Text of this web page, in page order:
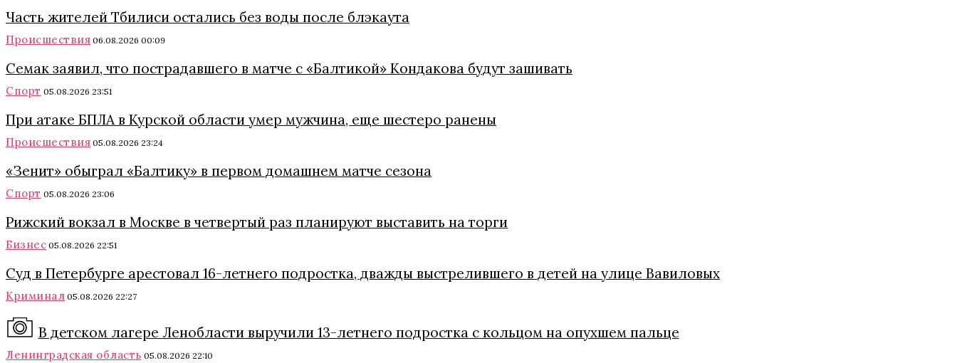
Часть жителей Тбилиси остались без воды после блэкаута
Происшествия 06.08.2026 00:09
Семак заявил, что пострадавшего в матче с «Балтикой» Кондакова будут зашивать
Спорт 05.08.2026 23:51
При атаке БПЛА в Курской области умер мужчина, еще шестеро ранены
Происшествия 05.08.2026 23:24
«Зенит» обыграл «Балтику» в первом домашнем матче сезона
Спорт 05.08.2026 23:06
Рижский вокзал в Москве в четвертый раз планируют выставить на торги
Бизнес 05.08.2026 22:51
Суд в Петербурге арестовал 16-летнего подростка, дважды выстрелившего в детей на улице Вавиловых
Криминал 05.08.2026 22:27
В детском лагере Ленобласти выручили 13-летнего подростка с кольцом на опухшем пальце
Ленинградская область 05.08.2026 22:10